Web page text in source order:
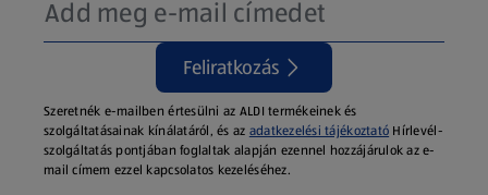
Feliratkozás
Szeretnék e-mailben értesülni az ALDI termékeinek és
szolgáltatásainak kínálatáról, és az adatkezelési tájékoztató Hírlevél-
szolgáltatás pontjában foglaltak alapján ezennel hozzájárulok az e-
mail címem ezzel kapcsolatos kezeléséhez.